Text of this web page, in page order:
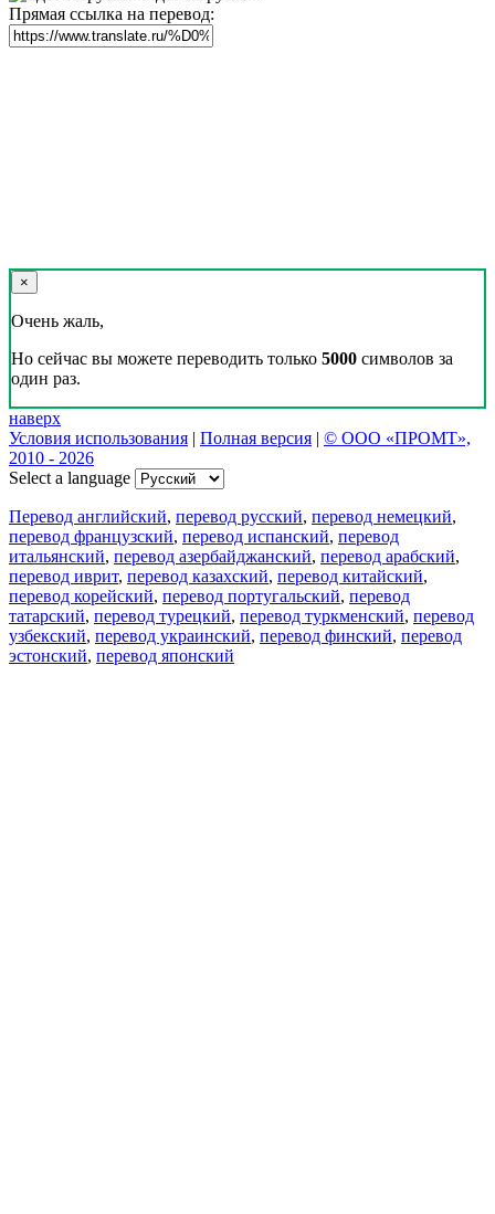
Прямая ссылка на перевод:
×
Очень жаль,
Но сейчас вы можете переводить только 5000 символов за
один раз.
наверх
Условия использования | Полная версия | © ООО «ПРОМТ»,
2010 - 2026
Select a language
Перевод английский, перевод русский, перевод немецкий,
перевод французский, перевод испанский, перевод
итальянский, перевод азербайджанский, перевод арабский,
перевод иврит, перевод казахский, перевод китайский,
перевод корейский, перевод португальский, перевод
татарский, перевод турецкий, перевод туркменский, перевод
узбекский, перевод украинский, перевод финский, перевод
эстонский, перевод японский